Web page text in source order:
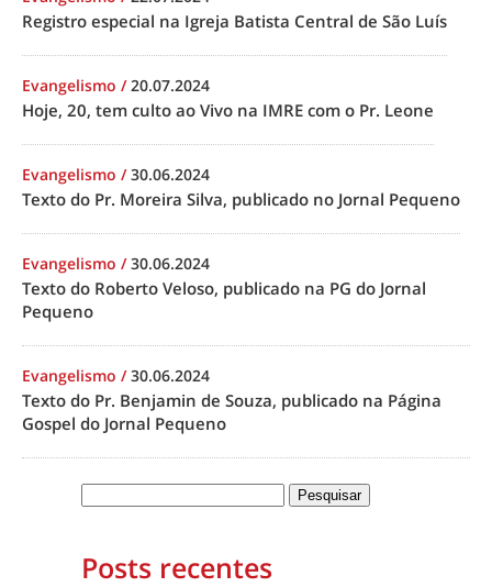
Registro especial na Igreja Batista Central de São Luís
Evangelismo /20.07.2024
Hoje, 20, tem culto ao Vivo na IMRE com o Pr. Leone
Evangelismo /30.06.2024
Texto do Pr. Moreira Silva, publicado no Jornal Pequeno
Evangelismo /30.06.2024
Texto do Roberto Veloso, publicado na PG do Jornal
Pequeno
Evangelismo /30.06.2024
Texto do Pr. Benjamin de Souza, publicado na Página
Gospel do Jornal Pequeno
Posts recentes